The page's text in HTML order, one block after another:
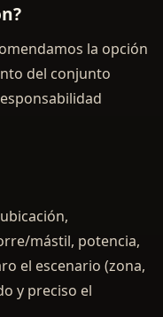
la opción
del conjunto
mástil, potencia,
el escenario (zona,
y preciso el